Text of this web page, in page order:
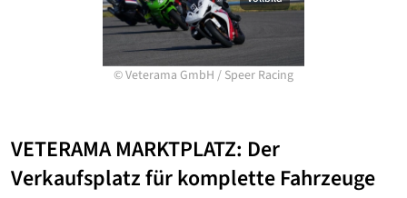
©Veterama GmbH / Speer Racing
VETERAMA MARKTPLATZ: Der
Verkaufsplatz für komplette Fahrzeuge